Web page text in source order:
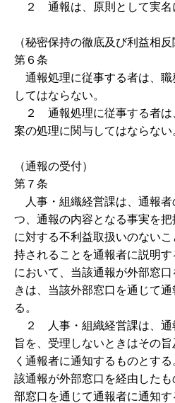
２ 通報は、原則として実名
（秘密保持の徹底及び利益相反
第６条
通報処理に従事する者は、職
してはならない。
２ 通報処理に従事する者は
案の処理に関与してはならない
（通報の受付）
第７条
人事・組織経営課は、通報者
つ、通報の内容となる事実を
に対する不利益取扱いのない
持されることを通報者に説明
において、当該通報が外部窓
きは、当該外部窓口を通じて
る。
２ 人事・組織経営課は、通
旨を、受理しないときはその
く通報者に通知するものとす
該通報が外部窓口を経由した
部窓口を通じて通報者に通知す